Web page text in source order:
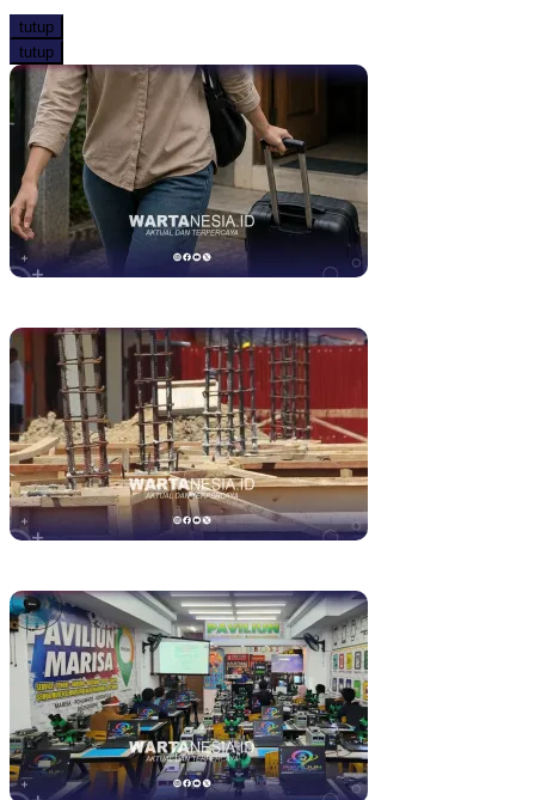
tutup
tutup